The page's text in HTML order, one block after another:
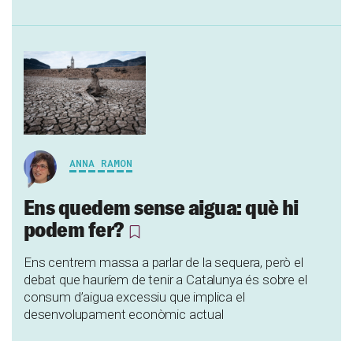
ANNA RAMON
Ens quedem sense aigua: què hi
podem fer?
Ens centrem massa a parlar de la sequera, però el
debat que hauríem de tenir a Catalunya és sobre el
consum d’aigua excessiu que implica el
desenvolupament econòmic actual